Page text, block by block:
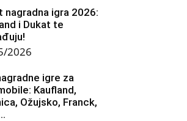
nagradna igra 2026:
i Dukat te
2026
igre za
Kaufland,
Ožujsko, Franck,